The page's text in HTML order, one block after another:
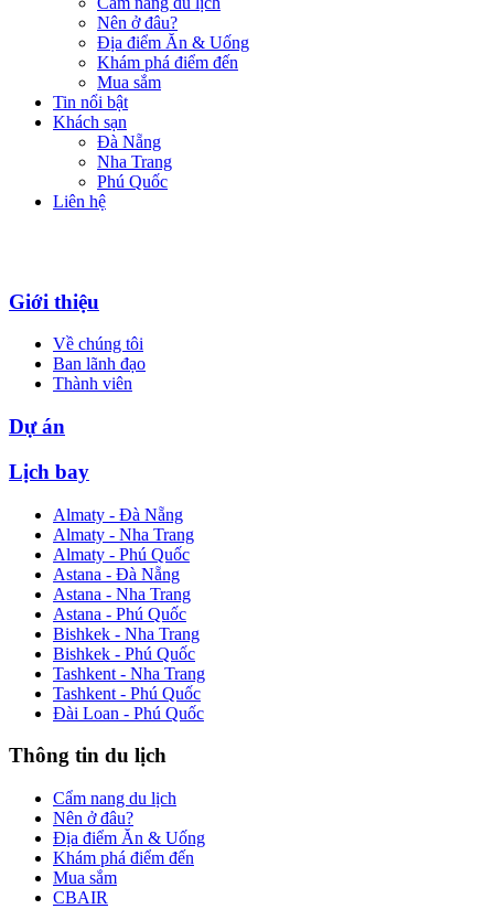
Nên ở đâu?
Địa điểm Ăn & Uống
Khám phá điểm đến
Mua sắm
Tin nổi bật
Khách sạn
Đà Nẵng
Nha Trang
Phú Quốc
Liên hệ
Giới thiệu
Về chúng tôi
Ban lãnh đạo
Thành viên
Dự án
Lịch bay
Almaty - Đà Nẵng
Almaty - Nha Trang
Almaty - Phú Quốc
Astana - Đà Nẵng
Astana - Nha Trang
Astana - Phú Quốc
Bishkek - Nha Trang
Bishkek - Phú Quốc
Tashkent - Nha Trang
Tashkent - Phú Quốc
Đài Loan - Phú Quốc
Thông tin du lịch
Cẩm nang du lịch
Nên ở đâu?
Địa điểm Ăn & Uống
Khám phá điểm đến
Mua sắm
CBAIR